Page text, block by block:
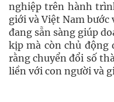
nghiệp trên hành
giới và Việt Nam bước
đang sẵn sàng giúp
kịp mà còn chủ động
rằng chuyển đổi số
liền với con người và